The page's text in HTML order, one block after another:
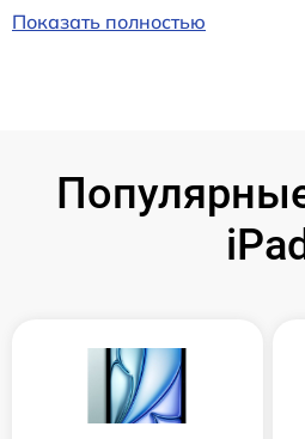
Показать полностью
iPad